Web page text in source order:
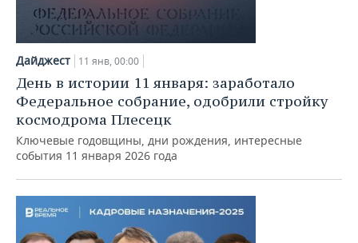
Дайджест 11 янв, 00:00
День в истории 11 января: заработало
Федеральное собрание, одобрили стройку
космодрома Плесецк
Ключевые годовщины, дни рождения, интересные
события 11 января 2026 года